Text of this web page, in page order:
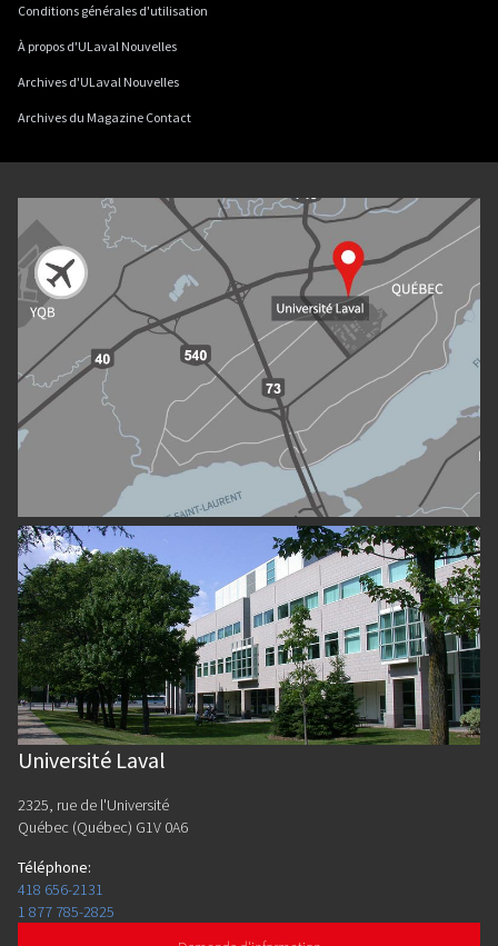
Conditions générales d'utilisation
À propos d'ULaval Nouvelles
Archives d'ULaval Nouvelles
Archives du Magazine Contact
Université Laval
2325, rue de l'Université
Québec (Québec) G1V 0A6
Téléphone:
418 656-2131
1 877 785-2825